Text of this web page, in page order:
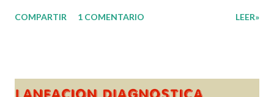
Esperando que este material sea de gran utilidad para
agradecemos a los creadores de los diferentes materiales
COMPARTIR 1 COMENTARIO LEER»